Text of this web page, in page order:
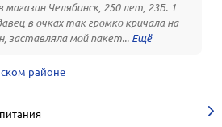
магазин Челябинск, 250 лет, 23Б. 1
в очках так громко кричала на
заставляла мой пакет...
районе